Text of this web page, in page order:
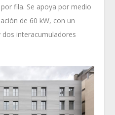
fila. Se apoya por medio
de 60 kW, con un
interacumuladores